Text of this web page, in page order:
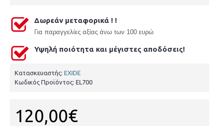
Δωρεάν μεταφορικά ! !
Για παραγγελίες αξίας άνω των 100 ευρώ
Υψηλή ποιότητα και μέγιστες αποδόσεις!
Κατασκευαστής: EXIDE
Κωδικός Προϊόντος: EL700
120,00€